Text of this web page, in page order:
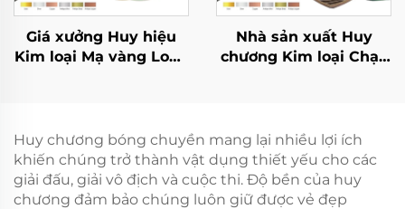
Giá xưởng Huy hiệu
Kim loại Mạ vàng Logo
Quà tặng Kỷ niệm
Nhà sản xuất Huy
chương Kim loại Chạy
Huy chương bóng chuyền mang lại nhiều lợi ích
khiến chúng trở thành vật dụng thiết yếu cho các
giải đấu, giải vô địch và cuộc thi. Độ bền của huy
chương đảm bảo chúng luôn giữ được vẻ đẹp